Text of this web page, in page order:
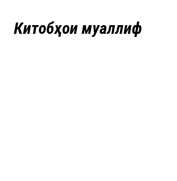
Китобҳои муаллиф